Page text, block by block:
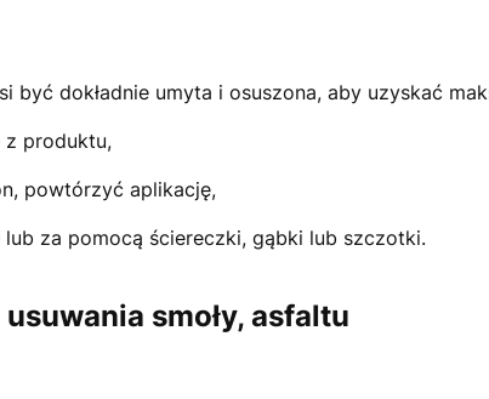
być dokładnie umyta i osuszona, aby uzyskać
z produktu,
powtórzyć aplikację,
za pomocą ściereczki, gąbki lub szczotki.
smoły, asfaltu